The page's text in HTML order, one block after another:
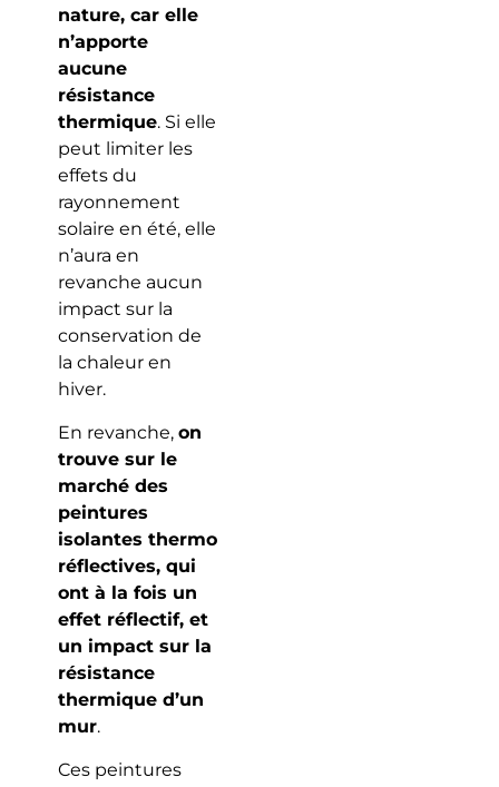
nature, car elle
n’apporte
aucune
résistance
thermique. Si elle
peut limiter les
effets du
rayonnement
solaire en été, elle
n’aura en
revanche aucun
impact sur la
conservation de
la chaleur en
hiver.
En revanche, on
trouve sur le
marché des
peintures
isolantes thermo
réflectives, qui
ont à la fois un
effet réflectif, et
un impact sur la
résistance
thermique d’un
mur.
Ces peintures